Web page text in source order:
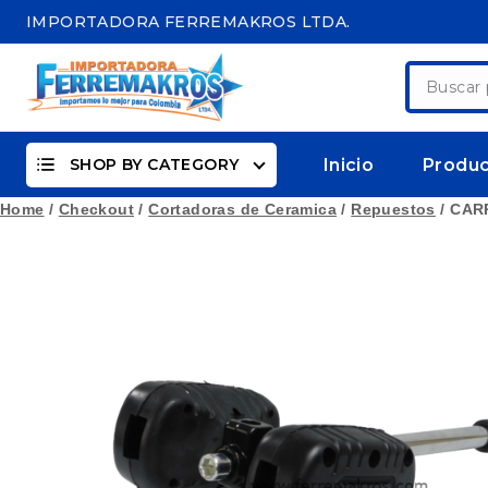
content
IMPORTADORA FERREMAKROS LTDA.
Buscar
por:
SHOP BY CATEGORY Inicio
Home / Checkout / Cortadoras de Ceramica / Repuestos /